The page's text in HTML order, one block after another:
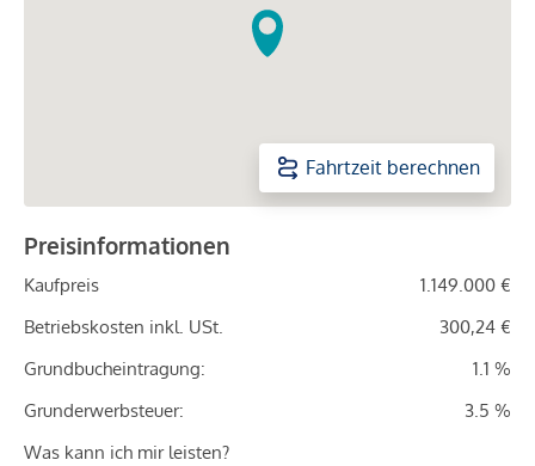
Fahrtzeit berechnen
Preisinformationen
Kaufpreis
1.149.000 €
Betriebskosten inkl. USt.
300,24 €
Grundbucheintragung:
1.1 %
Grunderwerbsteuer:
3.5 %
Was kann ich mir leisten?